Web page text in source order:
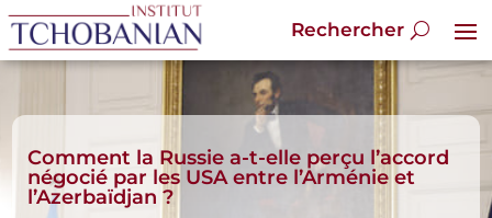
Comment la Russie a-t-elle perçu l’accord
négocié par les USA entre l’Arménie et
l’Azerbaïdjan ?